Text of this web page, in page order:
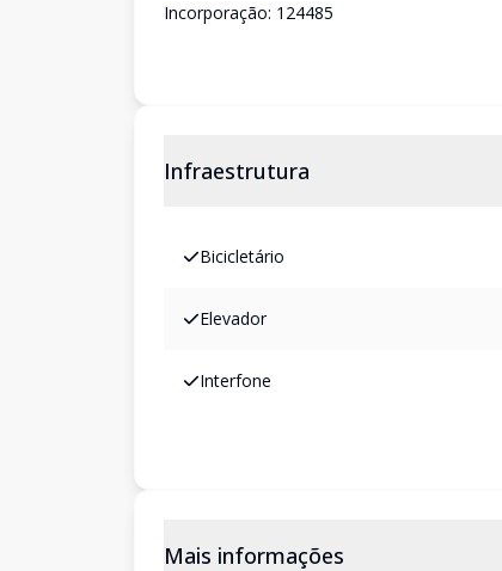
Incorporação: 124485
Infraestrutura
Bicicletário
Elevador
Interfone
Mais informações